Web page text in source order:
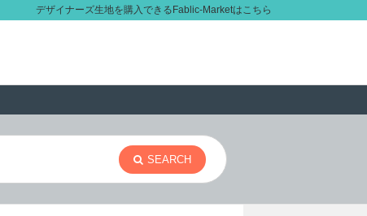
デザイナーズ生地を購入できるFablic-Marketはこちら
SEARCH